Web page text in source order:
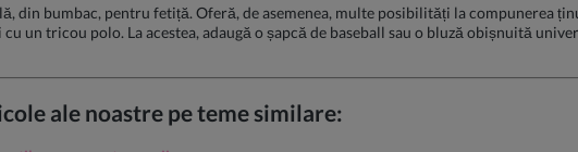
din bumbac, pentru fetiță. Oferă, de asemenea, multe posibilități la compunerea
cu un tricou polo. La acestea, adaugă o șapcă de baseball sau o bluză obișnuită
ale noastre pe teme similare: